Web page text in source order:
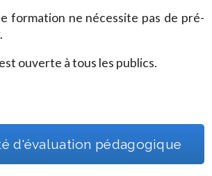
formation ne nécessite pas de pré-
ouverte à tous les publics.
d'évaluation pédagogique